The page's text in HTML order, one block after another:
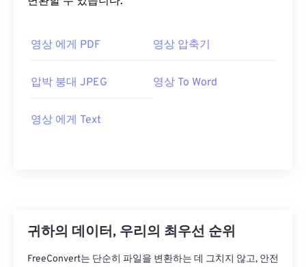
영상 에게 PDF 영상 압축기
압박 붕대 JPEG 영상 To Word
영상 에게 Text
귀하의 데이터, 우리의 최우선 순위
FreeConvert는 단순히 파일을 변환하는 데 그치지 않고, 안전